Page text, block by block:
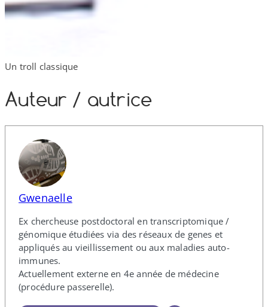
Un troll classique
Auteur /​ autrice
Gwenaelle
Ex chercheuse postdoctoral en transcriptomique /​
génomique étudiées via des réseaux de genes et
appliqués au vieillissement ou aux maladies auto-​
immunes.
Actuellement externe en 4e année de médecine
(procédure passerelle).